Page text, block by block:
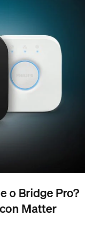
o Bridge Pro?
Matter